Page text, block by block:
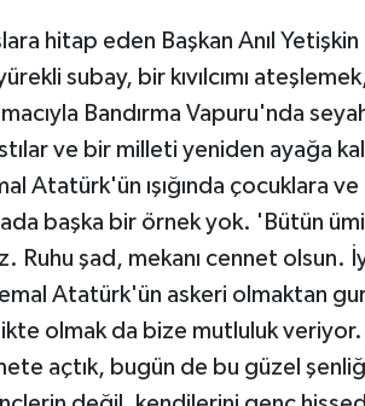
hitap eden Başkan Anıl Yetişkin
subay, bir kıvılcımı
Bandırma Vapuru'nda
ve bir milleti yeniden ayağa
Atatürk'ün ışığında çocuklara
başka bir örnek yok. 'Bütün
Ruhu şad, mekanı cennet olsun.
Atatürk'ün askeri olmaktan
olmak da bize mutluluk
açtık, bugün de bu güzel